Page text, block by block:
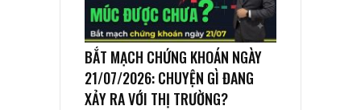
BẮT MẠCH CHỨNG KHOÁN NGÀY
21/07/2026: CHUYỆN GÌ ĐANG
XẢY RA VỚI THỊ TRƯỜNG?